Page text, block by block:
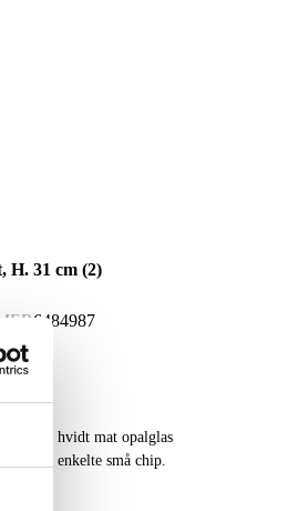
H. 31 cm (2)
6484987
af hvidt mat opalglas
enkelte små chip.